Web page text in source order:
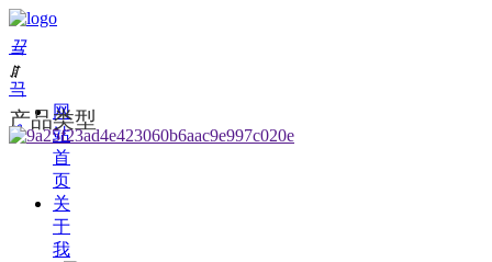
끀
ꁲ
网
站
首
页
关
于
我
끅
产品类型
ꀒ